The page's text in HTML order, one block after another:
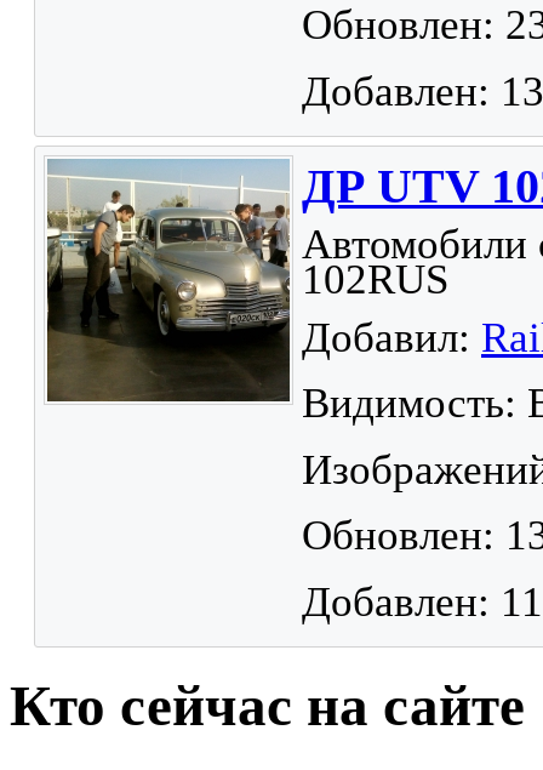
Обновлен:
Добавлен:
ДР UTV
Автомобили
102RUS
Добавил:
Видимость:
Обновлен:
Добавлен:
Кто сейчас на сайте